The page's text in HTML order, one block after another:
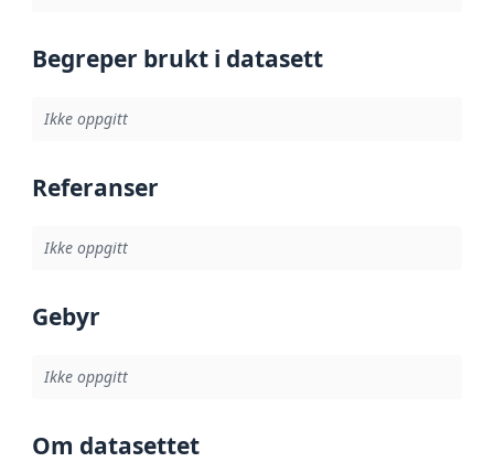
Begreper brukt i datasett
Ikke oppgitt
Referanser
Ikke oppgitt
Gebyr
Ikke oppgitt
Om datasettet